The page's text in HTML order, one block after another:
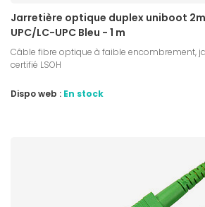
Jarretière optique duplex uniboot
UPC/LC-UPC Bleu - 1 m
Câble fibre optique à faible encombrement,
certifié LSOH
Dispo web : En stock